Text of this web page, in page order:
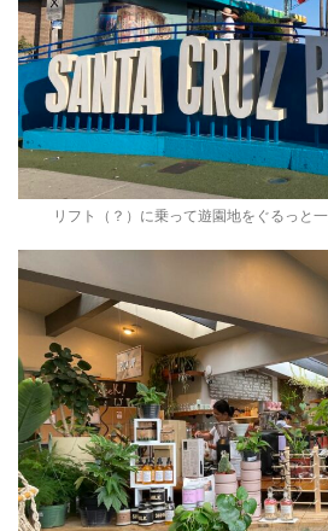
リフト（？）に乗って遊園地をぐるっと